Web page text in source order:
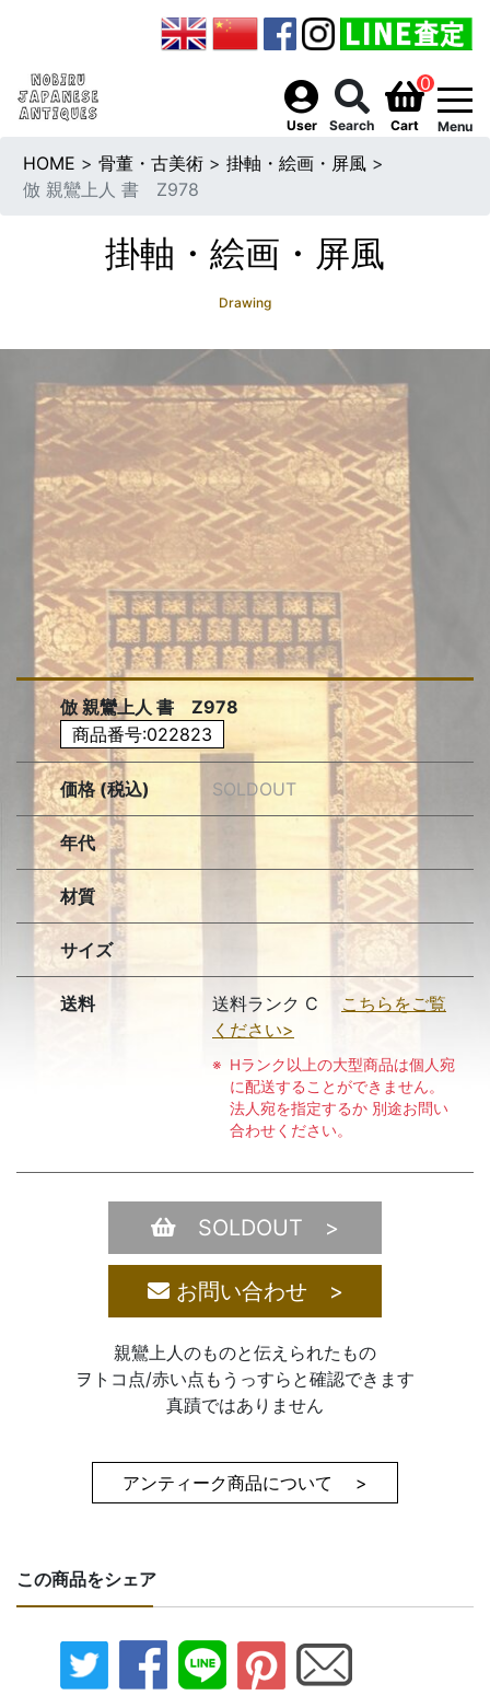
User Search
0
Cart Menu
HOME > 骨董・古美術 > 掛軸・絵画・屏風 >
倣 親鸞上人 書 Z978
掛軸・絵画・屏風
Drawing
倣 親鸞上人 書 Z978
商品番号:022823
価格 (税込) SOLDOUT
年代
材質
サイズ
送料 送料ランク C こちらをご覧
ください>
Hランク以上の大型商品は個人宛
に配送することができません。
法人宛を指定するか 別途お問い
合わせください。
SOLDOUT >
お問い合わせ >
親鸞上人のものと伝えられたもの
ヲトコ点/赤い点もうっすらと確認できます
真蹟ではありません
アンティーク商品について >
この商品をシェア